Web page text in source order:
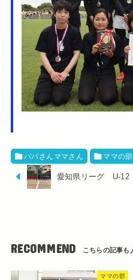
パパさんママさん ママの部
愛知県リーグ U-12
RECOMMEND
ママの部